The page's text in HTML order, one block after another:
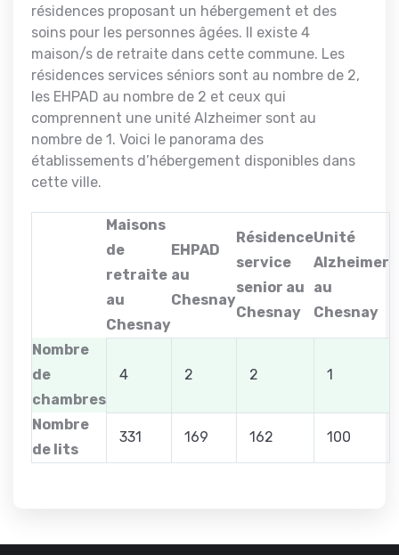
résidences proposant un hébergement et des
soins pour les personnes âgées. Il existe 4
maison/s de retraite dans cette commune. Les
résidences services séniors sont au nombre de 2,
les EHPAD au nombre de 2 et ceux qui
comprennent une unité Alzheimer sont au
nombre de 1. Voici le panorama des
établissements d’hébergement disponibles dans
cette ville.
Maisons
de
retraite
au
Chesnay
EHPAD
au
Chesnay
Résidence
service
senior au
Chesnay
Unité
Alzheimer
au
Chesnay
Nombre
de
chambres
4 2 2 1
Nombre
de lits
331 169 162 100